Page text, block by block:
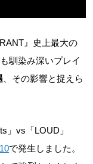
』史上最大の
馴染み深いプレイ
、その影響と捉えら
」vs「LOUD」
で発生しました。